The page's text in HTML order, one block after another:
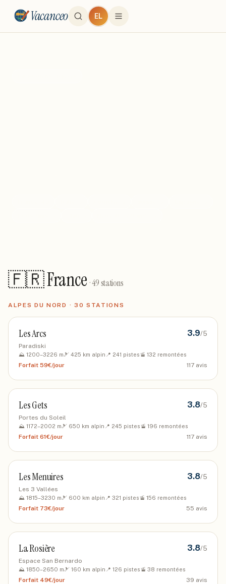
Vacanceo EL
🇫🇷 France·49stations
ALPES DU NORD · 30 STATIONS
Les Arcs
Paradiski
3.9/5
⛰️ 1200–3226 m🎿 425 km alpin 📍 241 pistes🚡 132 remontées
Forfait 59€/jour 117 avis
Les Gets
Portes du Soleil
3.8/5
⛰️ 1172–2002 m🎿 650 km alpin 📍 245 pistes🚡 196 remontées
Forfait 61€/jour 117 avis
Les Menuires
Les 3 Vallées
3.8/5
⛰️ 1815–3230 m🎿 600 km alpin 📍 321 pistes🚡 156 remontées
Forfait 73€/jour 55 avis
La Rosière
Espace San Bernardo
3.8/5
⛰️ 1850–2650 m🎿 160 km alpin 📍 126 pistes🚡 38 remontées
Forfait 49€/jour 39 avis